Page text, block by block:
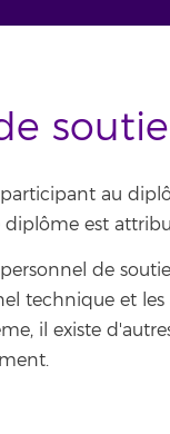
au
diplôme est
de
technique et les
il existe